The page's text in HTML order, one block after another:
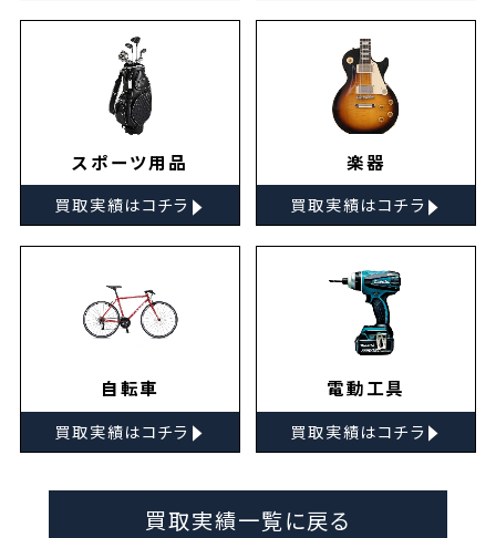
スポーツ用品
買取実績はコチラ ▸
楽器
買取実績はコチラ ▸
自転車
買取実績はコチラ ▸
電動工具
買取実績はコチラ ▸
買取実績一覧に戻る